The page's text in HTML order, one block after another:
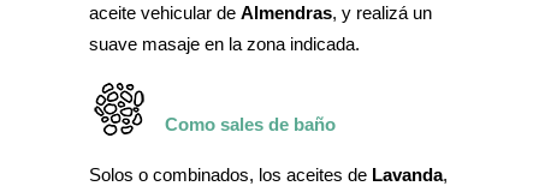
aceite vehicular de Almendras, y realizá un
suave masaje en la zona indicada.
Como sales de baño
Solos o combinados, los aceites de Lavanda,